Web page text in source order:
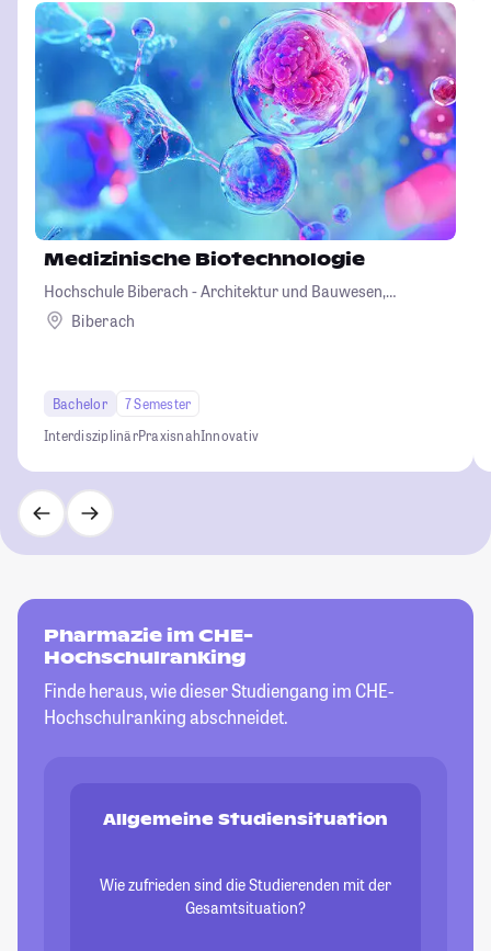
Medizinische Biotechnologie
Hochschule Biberach - Architektur und Bauwesen,
Betriebswirtschaft und Biotechnologie
Biberach
Bachelor
7 Semester
InterdisziplinärPraxisnahInnovativ
Pharmazie im CHE-
Hochschulranking
Finde heraus, wie dieser Studiengang im CHE-
Hochschulranking abschneidet.
Allgemeine Studiensituation
Wie zufrieden sind die Studierenden mit der
Gesamtsituation?